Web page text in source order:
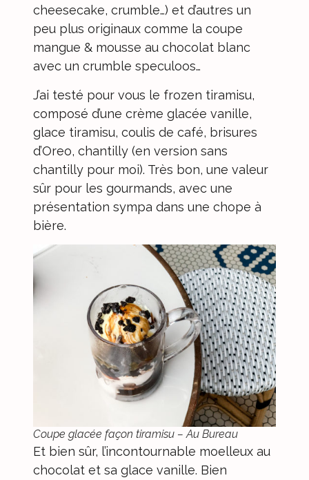
cheesecake, crumble…) et d’autres un
peu plus originaux comme la coupe
mangue & mousse au chocolat blanc
avec un crumble speculoos…
J’ai testé pour vous le frozen tiramisu,
composé d’une crème glacée vanille,
glace tiramisu, coulis de café, brisures
d’Oreo, chantilly (en version sans
chantilly pour moi). Très bon, une valeur
sûr pour les gourmands, avec une
présentation sympa dans une chope à
bière.
Coupe glacée façon tiramisu – Au Bureau
Et bien sûr, l’incontournable moelleux au
chocolat et sa glace vanille. Bien